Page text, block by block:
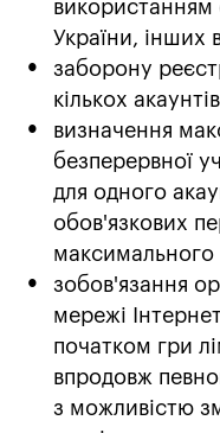
України, інших
заборону
кількох
визначення
безперервної
для одного
обов'язкових
максимального
зобов'язання
мережі
початком гри
впродовж
з можливістю